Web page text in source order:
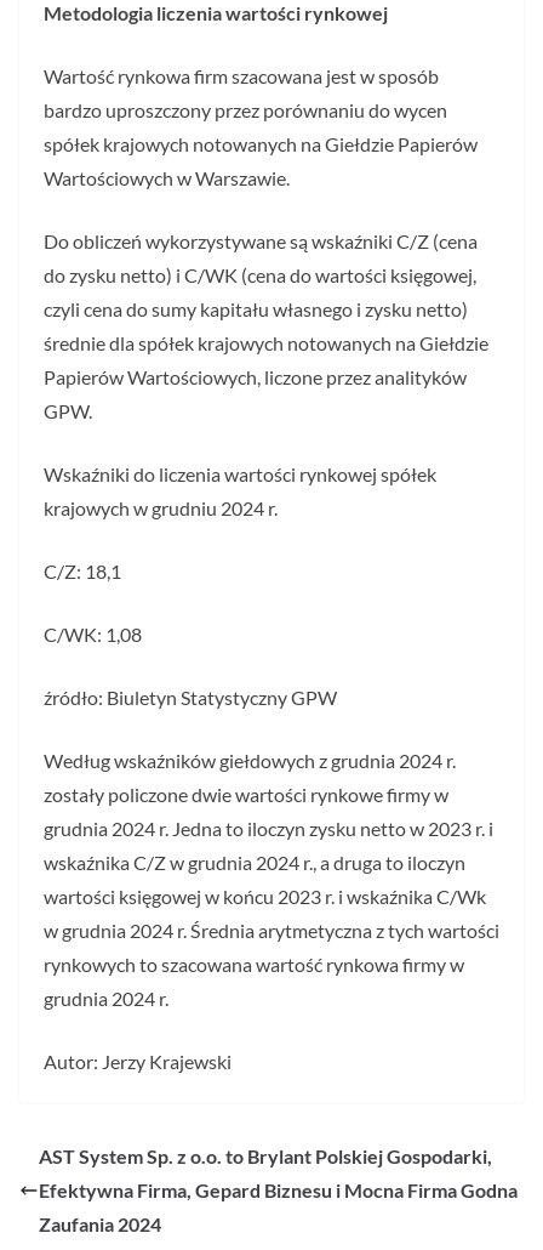
Metodologia liczenia wartości rynkowej
Wartość rynkowa firm szacowana jest w sposób
bardzo uproszczony przez porównaniu do wycen
spółek krajowych notowanych na Giełdzie Papierów
Wartościowych w Warszawie.
Do obliczeń wykorzystywane są wskaźniki C/Z (cena
do zysku netto) i C/WK (cena do wartości księgowej,
czyli cena do sumy kapitału własnego i zysku netto)
średnie dla spółek krajowych notowanych na Giełdzie
Papierów Wartościowych, liczone przez analityków
GPW.
Wskaźniki do liczenia wartości rynkowej spółek
krajowych w grudniu 2024 r.
C/Z: 18,1
C/WK: 1,08
źródło: Biuletyn Statystyczny GPW
Według wskaźników giełdowych z grudnia 2024 r.
zostały policzone dwie wartości rynkowe firmy w
grudnia 2024 r. Jedna to iloczyn zysku netto w 2023 r. i
wskaźnika C/Z w grudnia 2024 r., a druga to iloczyn
wartości księgowej w końcu 2023 r. i wskaźnika C/Wk
w grudnia 2024 r. Średnia arytmetyczna z tych wartości
rynkowych to szacowana wartość rynkowa firmy w
grudnia 2024 r.
Autor: Jerzy Krajewski
AST System Sp. z o.o. to Brylant Polskiej Gospodarki,
Efektywna Firma, Gepard Biznesu i Mocna Firma Godna
Zaufania 2024